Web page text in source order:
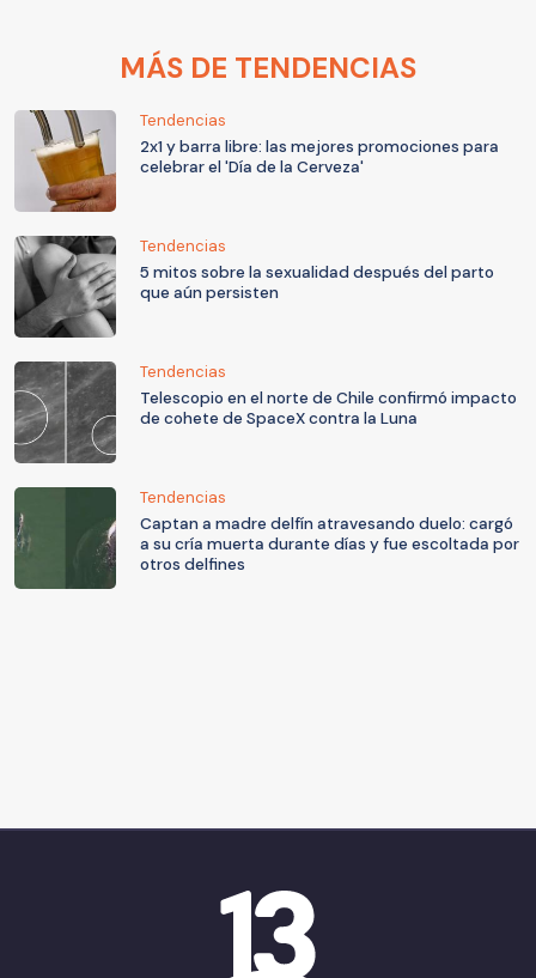
MÁS DE TENDENCIAS
Tendencias
2x1 y barra libre: las mejores promociones para
celebrar el 'Día de la Cerveza'
Tendencias
5 mitos sobre la sexualidad después del parto
que aún persisten
Tendencias
Telescopio en el norte de Chile confirmó impacto
de cohete de SpaceX contra la Luna
Tendencias
Captan a madre delfín atravesando duelo: cargó
a su cría muerta durante días y fue escoltada por
otros delfines